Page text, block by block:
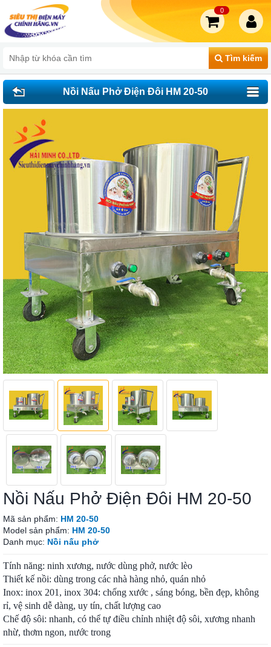
Tìm kiếm
0
Nồi Nấu Phở Điện Đôi HM 20-50
Nồi Nấu Phở Điện Đôi HM 20-50
Mã sản phẩm: HM 20-50
Model sản phẩm: HM 20-50
Danh mục: Nồi nấu phở
Tính năng: ninh xương, nước dùng phở, nước lèo
Thiết kế nồi: dùng trong các nhà hàng nhỏ, quán nhỏ
Inox: inox 201, inox 304: chống xước , sáng bóng, bền đẹp, không
rỉ, vệ sinh dễ dàng, uy tín, chất lượng cao
Chế độ sôi: nhanh, có thể tự điều chỉnh nhiệt độ sôi, xương nhanh
nhừ, thơm ngon, nước trong